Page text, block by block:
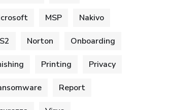
MSP Nakivo
Norton Onboarding
Printing Privacy
Report